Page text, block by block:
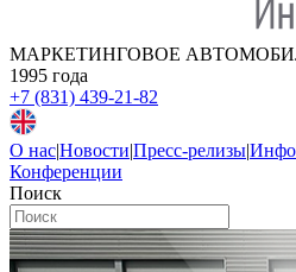
МАРКЕТИНГОВОЕ
1995 года
+7 (831) 439-21-82
О нас|Новости|Пресс-релизы|
Конференции
Поиск